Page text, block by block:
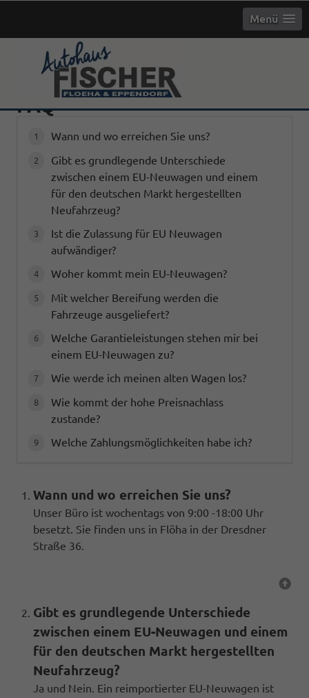
Menü
FAQ
Wann und wo erreichen Sie uns?
Gibt es grundlegende Unterschiede
zwischen einem EU-Neuwagen und einem
für den deutschen Markt hergestellten
Neufahrzeug?
Ist die Zulassung für EU Neuwagen
aufwändiger?
Woher kommt mein EU-Neuwagen?
Mit welcher Bereifung werden die
Fahrzeuge ausgeliefert?
Welche Garantieleistungen stehen mir bei
einem EU-Neuwagen zu?
Wie werde ich meinen alten Wagen los?
Wie kommt der hohe Preisnachlass
zustande?
Welche Zahlungsmöglichkeiten habe ich?
Wann und wo erreichen Sie uns?
Unser Büro ist wochentags von 9:00 -18:00 Uhr
besetzt. Sie finden uns in Flöha in der Dresdner
Straße 36.
Gibt es grundlegende Unterschiede
zwischen einem EU-Neuwagen und einem
für den deutschen Markt hergestellten
Neufahrzeug?
Ja und Nein. Ein reimportierter EU-Neuwagen ist